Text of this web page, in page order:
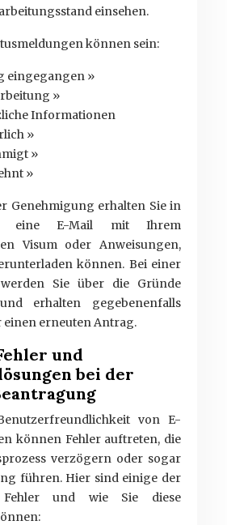
einsehen.
können sein:
eingegangen »
»
Informationen
»
»
»
Genehmigung erhalten Sie in
eine E-Mail mit Ihrem
Visum oder Anweisungen,
können. Bei einer
Sie über die Gründe
erhalten gegebenenfalls
einen erneuten Antrag.
und
bei der
von E-
können Fehler auftreten, die
verzögern oder sogar
führen. Hier sind einige der
Fehler und wie Sie diese